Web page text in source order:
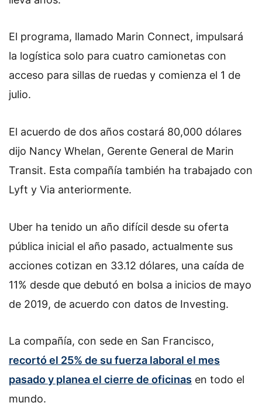
El programa, llamado Marin Connect, impulsará
la logística solo para cuatro camionetas con
acceso para sillas de ruedas y comienza el 1 de
julio.
El acuerdo de dos años costará 80,000 dólares
dijo Nancy Whelan, Gerente General de Marin
Transit. Esta compañía también ha trabajado con
Lyft y Via anteriormente.
Uber ha tenido un año difícil desde su oferta
pública inicial el año pasado, actualmente sus
acciones cotizan en 33.12 dólares, una caída de
11% desde que debutó en bolsa a inicios de mayo
de 2019, de acuerdo con datos de Investing.
La compañía, con sede en San Francisco,
recortó el 25% de su fuerza laboral el mes
pasado y planea el cierre de oficinas en todo el
mundo.